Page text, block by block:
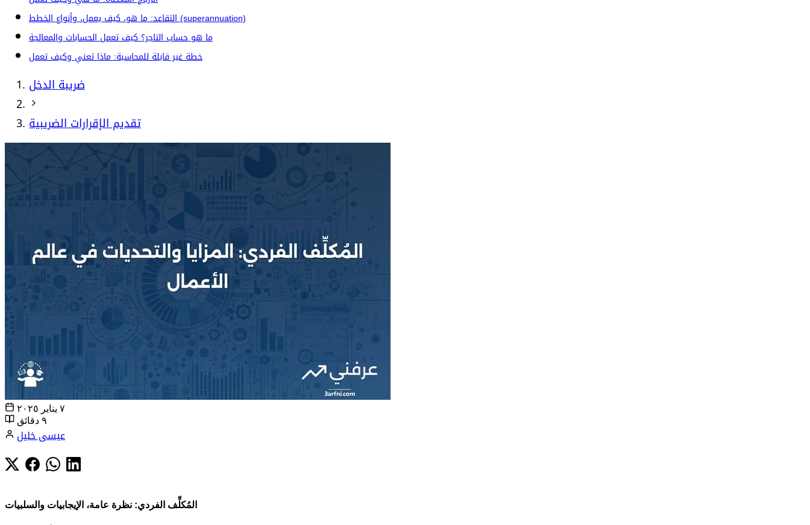
التقاعد: ما هو، كيف يعمل، وأنواع الخطط (superannuation)
ما هو حساب التاجر؟ كيف تعمل الحسابات والمعالجة
خطة غير قابلة للمحاسبة: ماذا تعني وكيف تعمل
ضريبة الدخل
تقديم الإقرارات الضريبية
٧ يناير ٢٠٢٥
٩ دقائق
عيسى خليل
المُكلِّف الفردي: نظرة عامة، الإيجابيات والسلبيات